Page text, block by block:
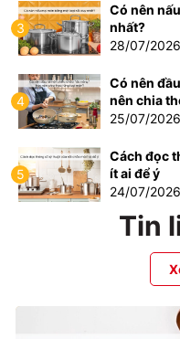
3
Có nên
nhất?
28/07/2026
4
Có nên
nên chia
25/07/2026
5
Cách đọc
ít ai để ý
24/07/2026
Tin